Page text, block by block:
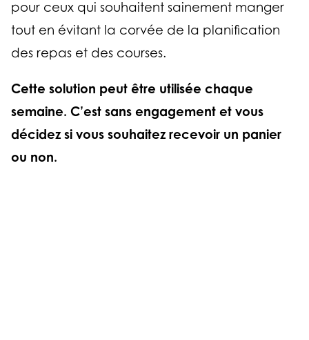
pour ceux qui souhaitent sainement manger
tout en évitant la corvée de la planification
des repas et des courses.
Cette solution peut être utilisée chaque
semaine. C’est sans engagement et vous
décidez si vous souhaitez recevoir un panier
ou non.